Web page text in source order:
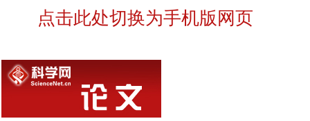
点击此处切换为手机版网页